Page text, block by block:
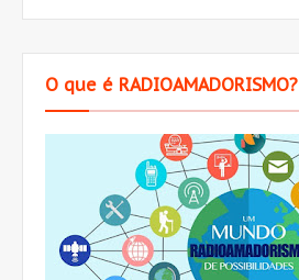
O que é RADIOAMADORISMO?